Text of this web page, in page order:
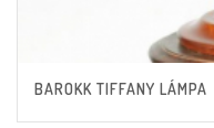
BAROKK TIFFANY LÁMPA